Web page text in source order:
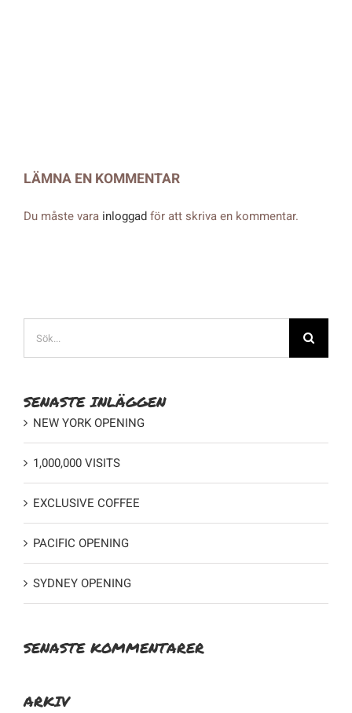
LÄMNA EN KOMMENTAR
Du måste vara inloggadför att skriva en kommentar.
Sök
efter:
SENASTE INLÄGGEN
NEW YORK OPENING
1,000,000 VISITS
EXCLUSIVE COFFEE
PACIFIC OPENING
SYDNEY OPENING
SENASTE KOMMENTARER
ARKIV